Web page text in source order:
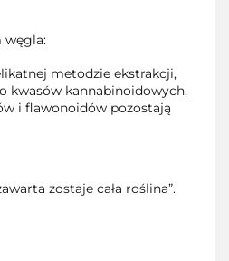
węgla:
metodzie ekstrakcji,
kwasów kannabinoidowych,
i flawonoidów pozostają
zostaje cała roślina”.